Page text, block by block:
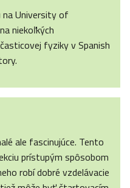
na University of
niekoľkých
fyziky v Spanish
ale fascinujúce. Tento
prístupým spôsobom
robí dobré vzdelávacie